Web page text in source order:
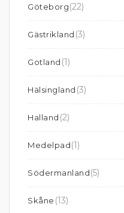
Göteborg(22)
Gästrikland (3)
Gotland (1)
Hälsingland (3)
Halland (2)
Medelpad(1)
Södermanland(5)
Skåne (13)